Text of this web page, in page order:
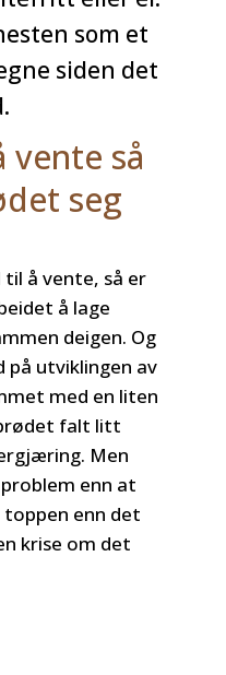
som et
siden det
vente så
seg
å vente, så er
å lage
deigen. Og
utviklingen av
med en liten
falt litt
Men
enn at
enn det
krise om det